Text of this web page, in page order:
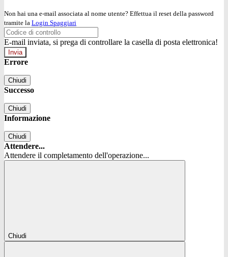
Non hai una e-mail associata al nome utente? Effettua il reset della password
tramite la Login Spaggiari
E-mail inviata, si prega di controllare la casella di posta elettronica!
Errore
Chiudi
Successo
Chiudi
Informazione
Chiudi
Attendere...
Attendere il completamento dell'operazione...
Chiudi